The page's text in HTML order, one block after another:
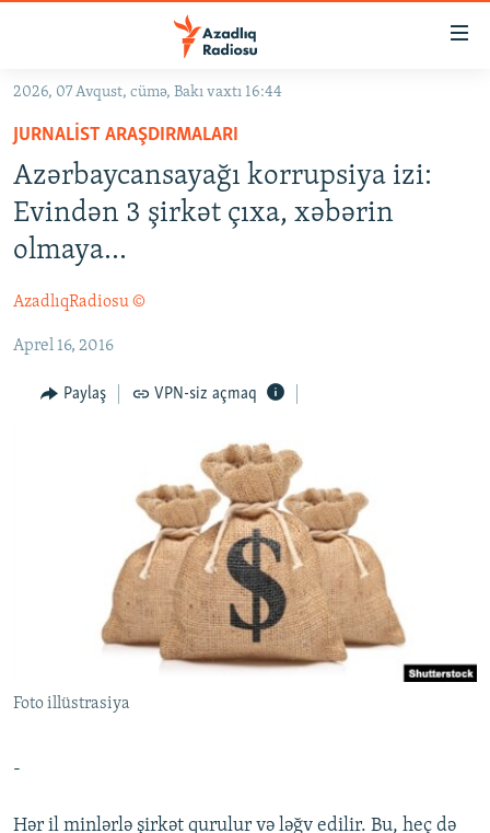
Əsas
qayıt
Əsas
naviqasiyaya
qayıt
Axtarışa
GÜNDƏM
#İZAHLA
KORRUPSIOMETR
#ƏSLINDƏ
QANUNI DOĞRU
ARAŞDIRMA
MULTIMEDIA
AZƏRBAYCAN ƏDƏBIYYATI KITABXANASI
İSLAM VƏ DEMOKRATIYA
İZ - MƏDƏNIYYƏT PROQRAMI
PEŞƏ ETIKASI VƏ JURNALISTIKA STANDARTLARIMIZ
MATERIALLARIMIZDAN ISTIFADƏ
AZADLIQRADIOSU MOBIL TELEFONUNUZDA
XƏBƏR BÜLLETENLƏRIMIZ
RFE/RL-in bütün saytları
2026, 07 Avqust, cümə, Bakı vaxtı 16:44
JURNALIST ARAŞDIRMALARI
Azərbaycansayağı korrupsiya izi:
Evindən 3 şirkət çıxa, xəbərin
olmaya...
AzadlıqRadiosu ©
Aprel 16, 2016
Paylaş VPN-siz açmaq
Foto illüstrasiya
-
Hər il minlərlə şirkət qurulur və ləğv edilir. Bu, heç də